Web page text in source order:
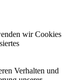
wir Cookies
Verhalten und